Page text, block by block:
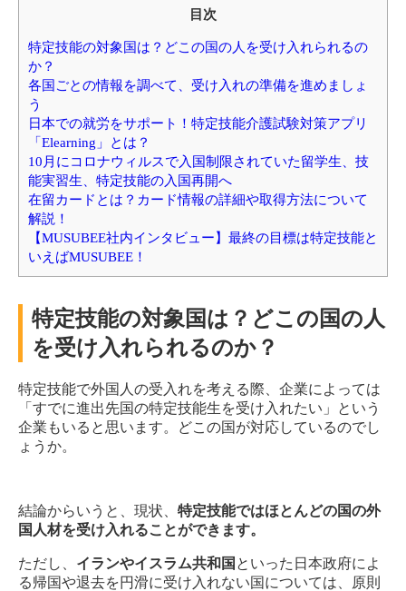
目次
特定技能の対象国は？どこの国の人を受け入れられるの
か？
各国ごとの情報を調べて、受け入れの準備を進めましょ
う
日本での就労をサポート！特定技能介護試験対策アプリ
「Elearning」とは？
10月にコロナウィルスで入国制限されていた留学生、技
能実習生、特定技能の入国再開へ
在留カードとは？カード情報の詳細や取得方法について
解説！
【MUSUBEE社内インタビュー】最終の目標は特定技能と
いえばMUSUBEE！
特定技能の対象国は？どこの国の人
を受け入れられるのか？
特定技能で外国人の受入れを考える際、企業によっては
「すでに進出先国の特定技能生を受け入れたい」という
企業もいると思います。どこの国が対応しているのでし
ょうか。
結論からいうと、現状、 特定技能ではほとんどの国の外
国人材を受け入れることができます。
ただし、 イランやイスラム共和国 といった日本政府によ
る帰国や退去を円滑に受け入れない国については、原則